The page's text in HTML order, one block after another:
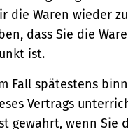
die Waren wieder
dass Sie die
ist.
Fall spätestens
Vertrags
gewahrt, wenn Sie